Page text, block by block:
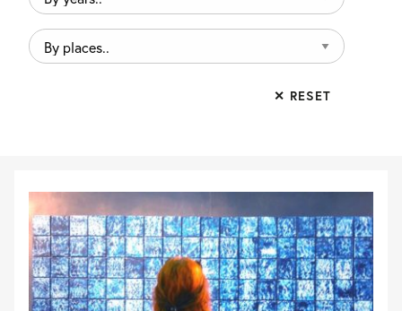
years..
By
places..
✕ RESET